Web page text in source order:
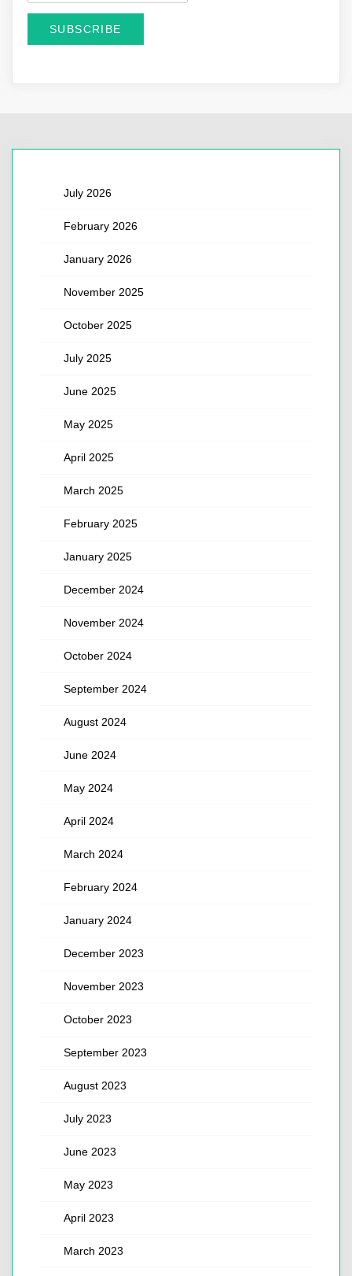
July 2026
February 2026
January 2026
November 2025
October 2025
July 2025
June 2025
May 2025
April 2025
March 2025
February 2025
January 2025
December 2024
November 2024
October 2024
September 2024
August 2024
June 2024
May 2024
April 2024
March 2024
February 2024
January 2024
December 2023
November 2023
October 2023
September 2023
August 2023
July 2023
June 2023
May 2023
April 2023
March 2023